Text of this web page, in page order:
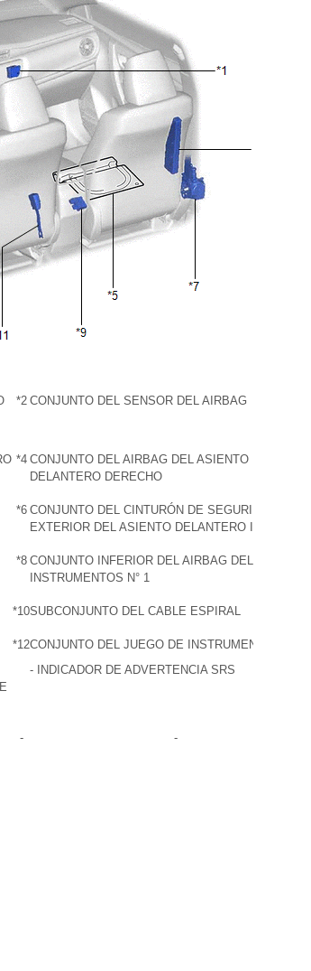
*2 CONJUNTO DEL SENSOR DEL AIRBAG
*4 CONJUNTO DEL AIRBAG DEL ASIENTO
DELANTERO DERECHO
*6 CONJUNTO DEL CINTURÓN DE SEGURIDAD
EXTERIOR DEL ASIENTO DELANTERO IZQUIERDO
*8 CONJUNTO INFERIOR DEL AIRBAG DEL PANEL DE
INSTRUMENTOS N° 1
*10SUBCONJUNTO DEL CABLE ESPIRAL
*12CONJUNTO DEL JUEGO DE INSTRUMENTOS
- INDICADOR DE ADVERTENCIA SRS
- -